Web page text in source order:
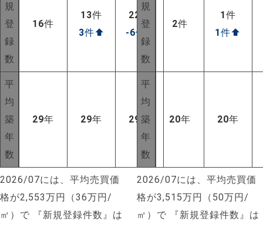
NEW!
NEW!
規
登
録
数
16件
13件
3件⬆
22
件
-6件
平
均
築
年
数
29年 29年 29 年
2026/07には、平均売買価
格が2,553万円（36万円/
㎡）で 『新規登録件数』は
規
登
録
数
2件
1件
1件⬆
平
均
築
年
数
20年 20年
2026/07には、平均売買価
格が3,515万円（50万円/
㎡）で 『新規登録件数』は